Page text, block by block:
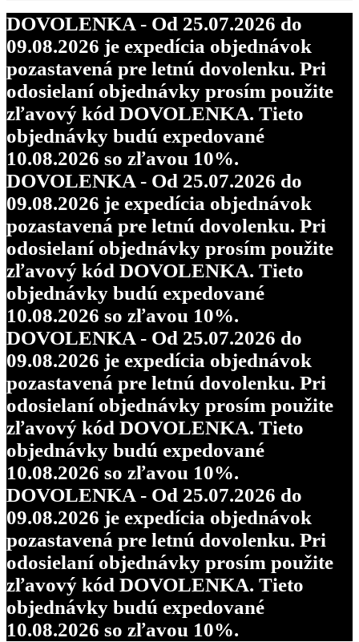
DOVOLENKA - Od 25.07.2026 do
09.08.2026 je expedícia objednávok
pozastavená pre letnú dovolenku. Pri
odosielaní objednávky prosím použite
zľavový kód DOVOLENKA. Tieto
objednávky budú expedované
10.08.2026 so zľavou 10%.
DOVOLENKA - Od 25.07.2026 do
09.08.2026 je expedícia objednávok
pozastavená pre letnú dovolenku. Pri
odosielaní objednávky prosím použite
zľavový kód DOVOLENKA. Tieto
objednávky budú expedované
10.08.2026 so zľavou 10%.
DOVOLENKA - Od 25.07.2026 do
09.08.2026 je expedícia objednávok
pozastavená pre letnú dovolenku. Pri
odosielaní objednávky prosím použite
zľavový kód DOVOLENKA. Tieto
objednávky budú expedované
10.08.2026 so zľavou 10%.
DOVOLENKA - Od 25.07.2026 do
09.08.2026 je expedícia objednávok
pozastavená pre letnú dovolenku. Pri
odosielaní objednávky prosím použite
zľavový kód DOVOLENKA. Tieto
objednávky budú expedované
10.08.2026 so zľavou 10%.